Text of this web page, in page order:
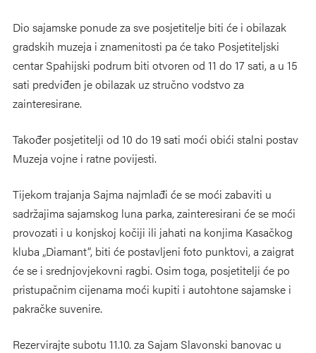
Dio sajamske ponude za sve posjetitelje biti će i obilazak
gradskih muzeja i znamenitosti pa će tako Posjetiteljski
centar Spahijski podrum biti otvoren od 11 do 17 sati, a u 15
sati predviđen je obilazak uz stručno vodstvo za
zainteresirane.
Također posjetitelji od 10 do 19 sati moći obići stalni postav
Muzeja vojne i ratne povijesti.
Tijekom trajanja Sajma najmlađi će se moći zabaviti u
sadržajima sajamskog luna parka, zainteresirani će se moći
provozati i u konjskoj kočiji ili jahati na konjima Kasačkog
kluba „Diamant“, biti će postavljeni foto punktovi, a zaigrat
će se i srednjovjekovni ragbi. Osim toga, posjetitelji će po
pristupačnim cijenama moći kupiti i autohtone sajamske i
pakračke suvenire.
Rezervirajte subotu 11.10. za Sajam Slavonski banovac u